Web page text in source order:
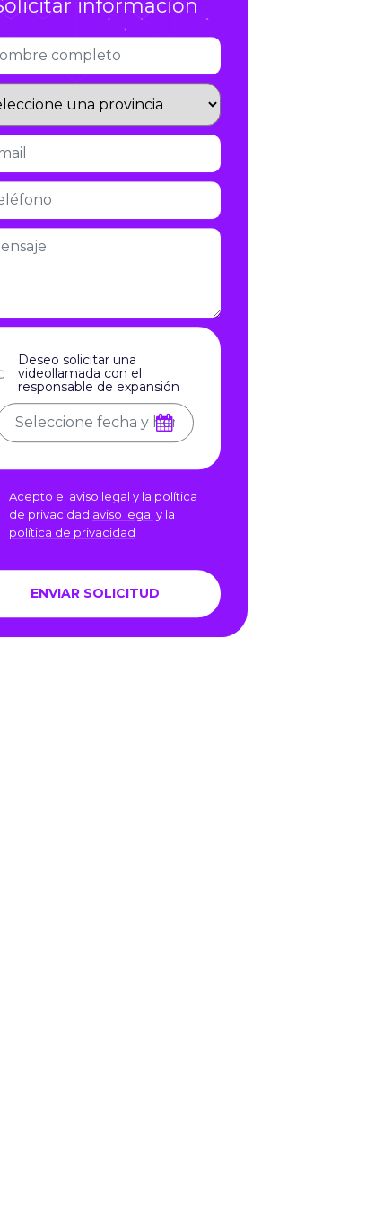
información
Deseo solicitar una
videollamada con el
responsable de expansión
Acepto el aviso legal y la política
de privacidad aviso legal y la
política de privacidad